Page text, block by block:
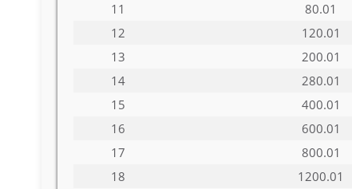
11
80.01
12
120.01
13
200.01
14
280.01
15
400.01
16
600.01
17
800.01
18
1200.01